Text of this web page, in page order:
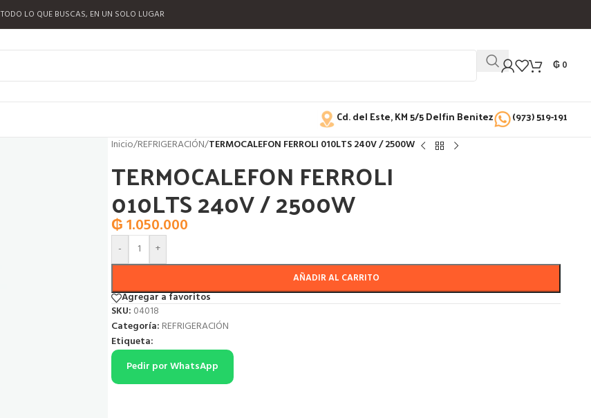
TODO LO QUE BUSCAS, EN UN SOLO LUGAR
₲0
Cd. del Este, KM 5/5 Delfin Benitez (973) 519-191
Inicio/REFRIGERACIÓN/TERMOCALEFON FERROLI 010LTS 240V / 2500W
TERMOCALEFON FERROLI
010LTS 240V / 2500W
₲1.050.000
- +
AÑADIR AL CARRITO
Agregar a favoritos
SKU: 04018
Categoría: REFRIGERACIÓN
Etiqueta:
Pedir por WhatsApp